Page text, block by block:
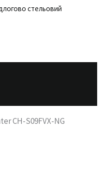
стельовий
CH-S09FVX-NG